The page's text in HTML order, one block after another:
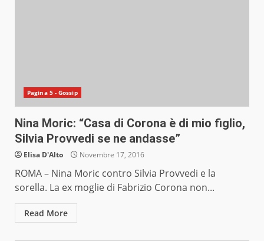
Pagina 5 - Gossip
Nina Moric: “Casa di Corona è di mio figlio,
Silvia Provvedi se ne andasse”
Elisa D'Alto Novembre 17, 2016
ROMA – Nina Moric contro Silvia Provvedi e la
sorella. La ex moglie di Fabrizio Corona non...
Read More